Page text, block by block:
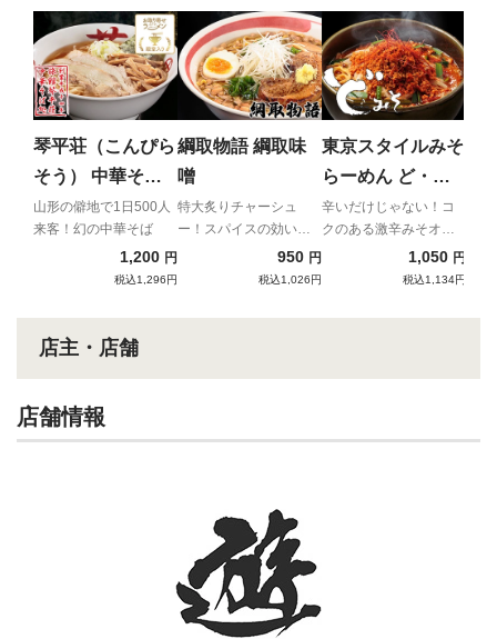
琴平荘（こんぴら
そう） 中華そば
（あっさり）
山形の僻地で1日500人
来客！幻の中華そば
1,200 円
税込1,296円
綱取物語 綱取味
噌
特大炙りチャーシュ
ー！スパイスの効いた
950 円
税込1,026円
東京スタイルみそ
らーめん ど・み
そ みそオロチョ
ンらーめん
辛いだけじゃない！コ
クのある激辛みそオロ
チョンラーメン1,050 円
税込1,134円
店主・店舗
店舗情報